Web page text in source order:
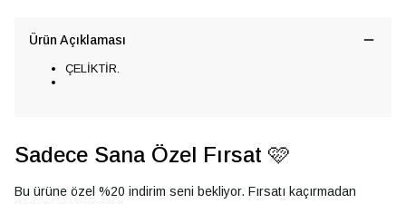
Ürün Açıklaması
ÇELİKTİR.
Sadece Sana Özel Fırsat 🩷
Bu ürüne özel %20 indirim seni bekliyor. Fırsatı kaçırmadan